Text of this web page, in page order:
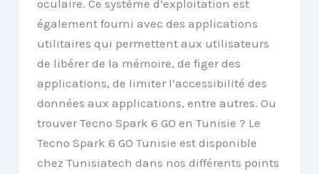
oculaire. Ce système d’exploitation est
également fourni avec des applications
utilitaires qui permettent aux utilisateurs
de libérer de la mémoire, de figer des
applications, de limiter l’accessibilité des
données aux applications, entre autres. Ou
trouver Tecno Spark 6 GO en Tunisie ? Le
Tecno Spark 6 GO Tunisie est disponible
chez Tunisiatech dans nos différents points